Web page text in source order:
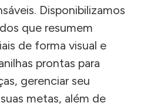
Disponibilizamos
que resumem
de forma visual e
prontas para
gerenciar seu
metas, além de